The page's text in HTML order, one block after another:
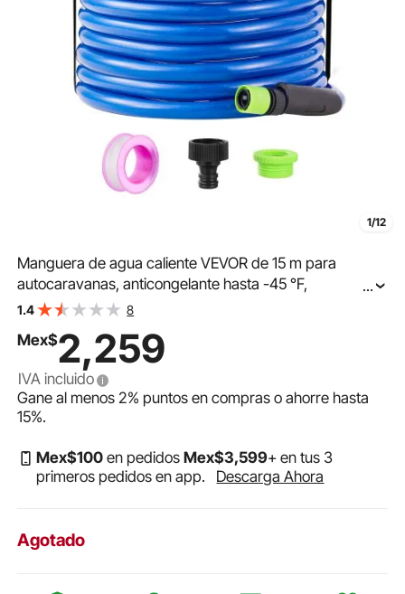
1/12
Manguera de agua caliente VEVOR de 15 m para
autocaravanas, anticongelante hasta -45 °F,
autorregulable, diámetro interior de 16 mm con
...
1.4 8
Mex$2,259
IVA incluido
Gane al menos2% puntos en compras o ahorre hasta
15%.
Mex$100 en pedidosMex$3,599+ en tus 3
primeros pedidos en app.
Descarga Ahora
Agotado